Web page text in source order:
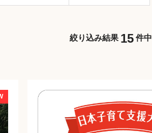
絞り込み結果 15 件中
製品案内